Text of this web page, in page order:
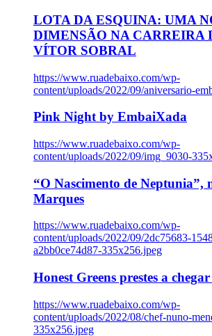
LOTA DA ESQUINA: UMA
DIMENSÃO NA CARREIRA
VÍTOR SOBRAL
https://www.ruadebaixo.com/wp-
content/uploads/2022/09/aniversario-
Pink Night by EmbaiXada
https://www.ruadebaixo.com/wp-
content/uploads/2022/09/img_9030-
“O Nascimento de Neptunia”,
Marques
https://www.ruadebaixo.com/wp-
content/uploads/2022/09/2dc75683-
a2bb0ce74d87-335x256.jpeg
Honest Greens prestes a
https://www.ruadebaixo.com/wp-
content/uploads/2022/08/chef-nuno-
335x256.jpeg